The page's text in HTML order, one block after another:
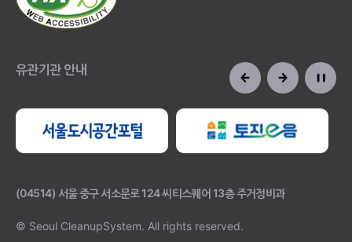
유관기관 안내
(04514) 서울 중구 서소문로 124 씨티스퀘어 13층 주거정비과
© Seoul CleanupSystem. All rights reserved.